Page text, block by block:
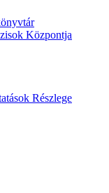
Központja
Részlege